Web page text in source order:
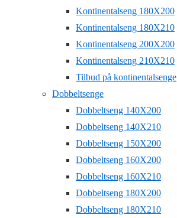
Kontinentalseng 180X200
Kontinentalseng 180X210
Kontinentalseng 200X200
Kontinentalseng 210X210
Tilbud på kontinentalsenge
Dobbeltsenge
Dobbeltseng 140X200
Dobbeltseng 140X210
Dobbeltseng 150X200
Dobbeltseng 160X200
Dobbeltseng 160X210
Dobbeltseng 180X200
Dobbeltseng 180X210